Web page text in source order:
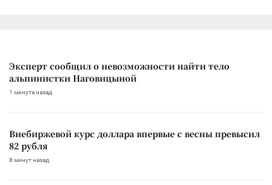
Эксперт сообщил о невозможности найти тело
альпинистки Наговицыной
1 минута назад
Внебиржевой курс доллара впервые с весны превысил
82 рубля
8 минут назад